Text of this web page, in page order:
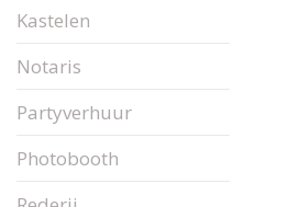
Kastelen
Notaris
Partyverhuur
Photobooth